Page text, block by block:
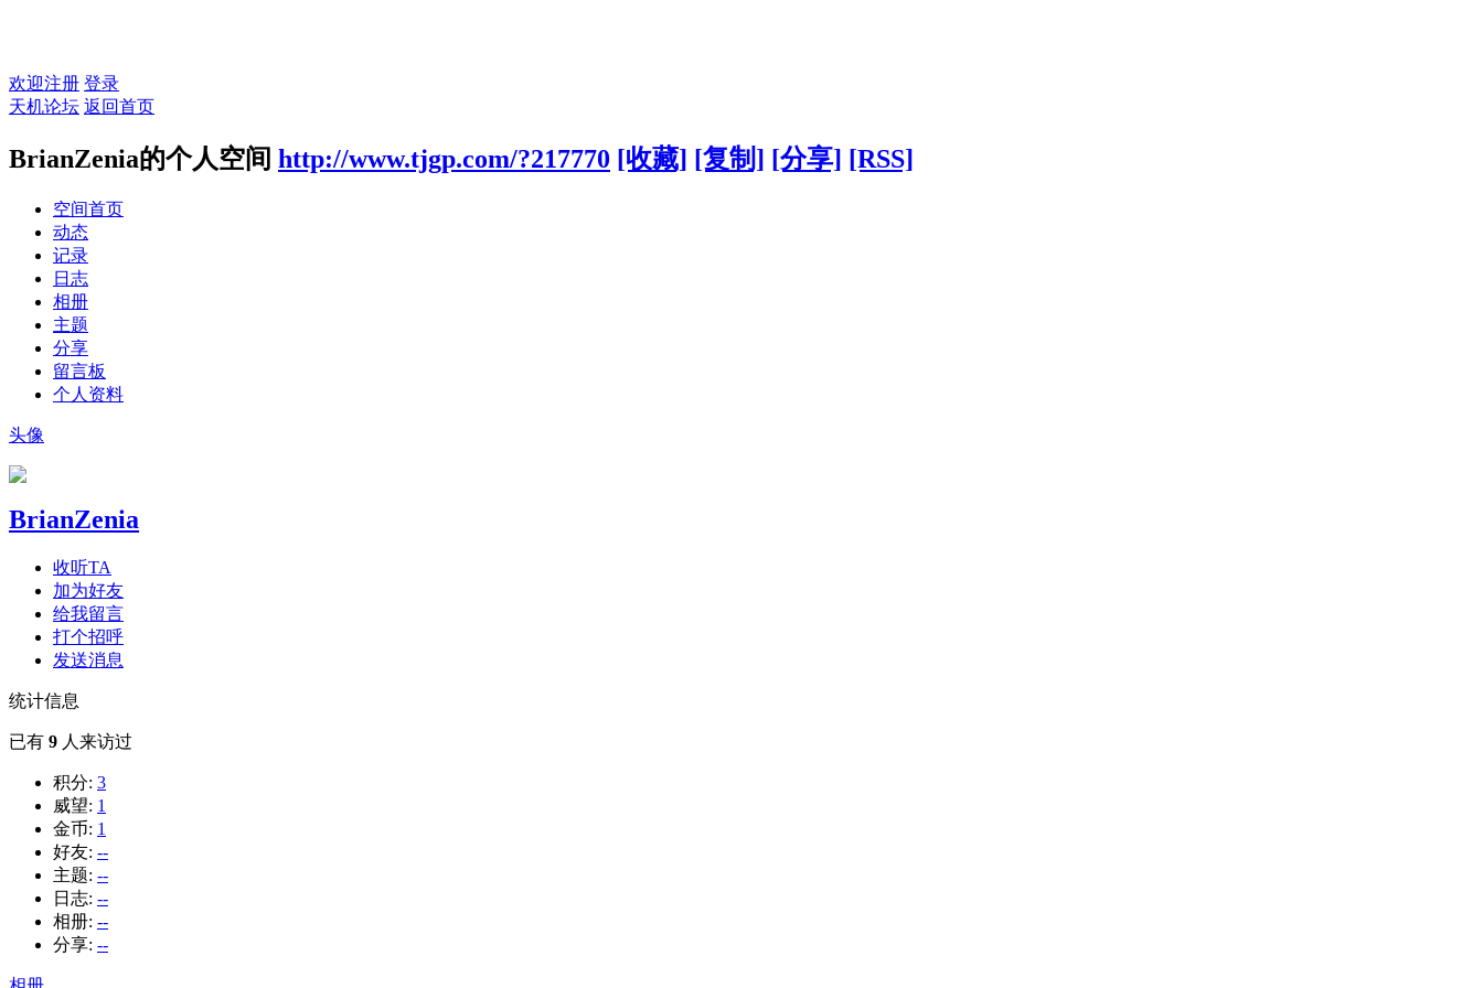
欢迎注册 登录
天机论坛 返回首页
BrianZenia的个人空间 http://www.tjgp.com/?217770 [收藏] [复制] [分享] [RSS]
空间首页
动态
记录
日志
相册
主题
分享
留言板
个人资料
头像
BrianZenia
收听TA
加为好友
给我留言
打个招呼
发送消息
统计信息
已有 9 人来访过
积分: 3
威望: 1
金币: 1
好友: --
主题: --
日志: --
相册: --
分享: --